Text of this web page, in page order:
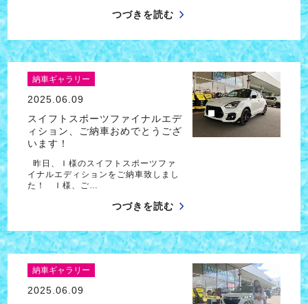
つづきを読む
納車ギャラリー
2025.06.09
スイフトスポーツファイナルエデ
ィション、ご納車おめでとうござ
います！
昨日、Ｉ様のスイフトスポーツファ
イナルエディションをご納車致しまし
た！ Ｉ様、ご…
つづきを読む
納車ギャラリー
2025.06.09